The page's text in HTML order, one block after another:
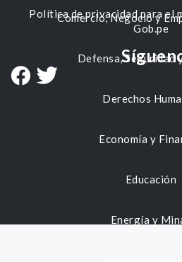
Comercio, Negocio y
Defensa, Seguridad
Derechos
Economía y
Educación
Energía y
Política de privacidad para el
Gob.pe